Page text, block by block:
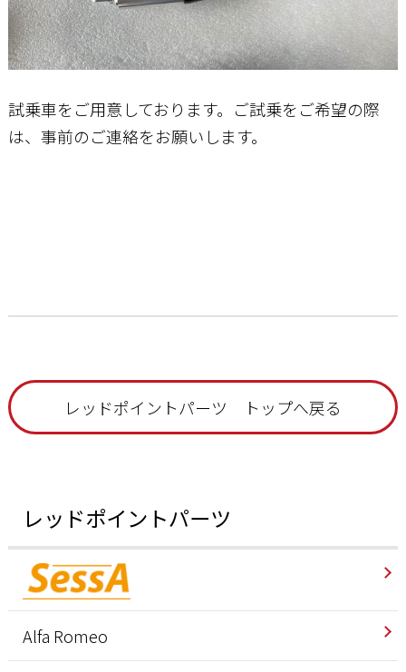
試乗車をご用意しております。ご試乗をご希望の際
は、事前のご連絡をお願いします。
レッドポイントパーツ トップへ戻る
レッドポイントパーツ
Alfa Romeo